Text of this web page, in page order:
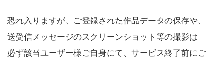
恐れ入りますが、ご登録された作品データの保存や、
送受信メッセージのスクリーンショット等の撮影は
必ず該当ユーザー様ご自身にて、サービス終了前にご